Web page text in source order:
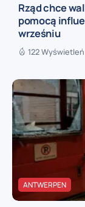
Rząd chce
pomocą
wrześniu
122 Wyświetleń
ANTWERPEN